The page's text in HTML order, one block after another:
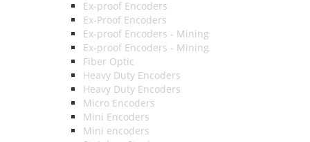
Ex-proof Encoders
Ex-Proof Encoders
Ex-proof Encoders - Mining
Ex-proof Encoders - Mining
Fiber Optic
Heavy Duty Encoders
Heavy Duty Encoders
Micro Encoders
Mini Encoders
Mini encoders